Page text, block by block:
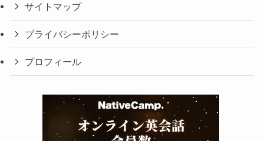
サイトマップ
プライバシーポリシー
プロフィール